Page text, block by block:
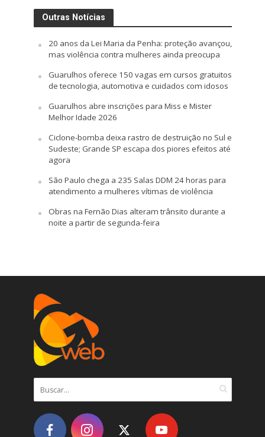
Outras Notícias
20 anos da Lei Maria da Penha: proteção avançou,
mas violência contra mulheres ainda preocupa
Guarulhos oferece 150 vagas em cursos gratuitos
de tecnologia, automotiva e cuidados com idosos
Guarulhos abre inscrições para Miss e Mister
Melhor Idade 2026
Ciclone-bomba deixa rastro de destruição no Sul e
Sudeste; Grande SP escapa dos piores efeitos até
agora
São Paulo chega a 235 Salas DDM 24 horas para
atendimento a mulheres vítimas de violência
Obras na Fernão Dias alteram trânsito durante a
noite a partir de segunda-feira